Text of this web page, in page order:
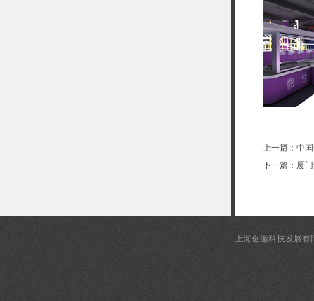
上一篇： 中
下一篇： 厦
上海创徽科技发展